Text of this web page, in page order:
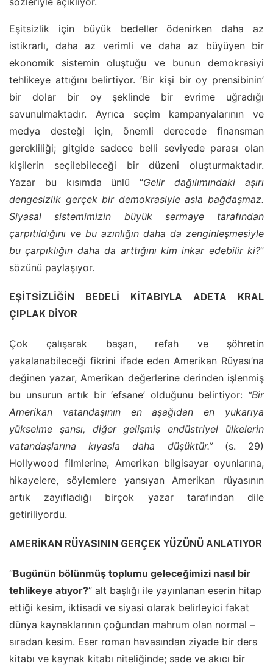
Eşitsizlik için büyük bedeller ödenirken daha az
istikrarlı, daha az verimli ve daha az büyüyen bir
ekonomik sistemin oluştuğu ve bunun demokrasiyi
tehlikeye attığını belirtiyor. ‘Bir kişi bir oy prensibinin’
bir dolar bir oy şeklinde bir evrime uğradığı
savunulmaktadır. Ayrıca seçim kampanyalarının ve
medya desteği için, önemli derecede finansman
gerekliliği; gitgide sadece belli seviyede parası olan
kişilerin seçilebileceği bir düzeni oluşturmaktadır.
Yazar bu kısımda ünlü “Gelir dağılımındaki aşırı
dengesizlik gerçek bir demokrasiyle asla bağdaşmaz.
Siyasal sistemimizin büyük sermaye tarafından
çarpıtıldığını ve bu azınlığın daha da zenginleşmesiyle
bu çarpıklığın daha da arttığını kim inkar edebilir ki?”
sözünü paylaşıyor.
EŞİTSİZLİĞİN BEDELİ KİTABIYLA ADETA KRAL
ÇIPLAK DİYOR
Çok çalışarak başarı, refah ve şöhretin
yakalanabileceği fikrini ifade eden Amerikan Rüyası’na
değinen yazar, Amerikan değerlerine derinden işlenmiş
bu unsurun artık bir ‘efsane’ olduğunu belirtiyor: “Bir
Amerikan vatandaşının en aşağıdan en yukarıya
yükselme şansı, diğer gelişmiş endüstriyel ülkelerin
vatandaşlarına kıyasla daha düşüktür.”(s. 29)
Hollywood filmlerine, Amerikan bilgisayar oyunlarına,
hikayelere, söylemlere yansıyan Amerikan rüyasının
artık zayıfladığı birçok yazar tarafından dile
getiriliyordu.
AMERİKAN RÜYASININ GERÇEK YÜZÜNÜ ANLATIYOR
“Bugünün bölünmüş toplumu geleceğimizi nasıl bir
tehlikeye atıyor?” alt başlığı ile yayınlanan eserin hitap
ettiği kesim, iktisadi ve siyasi olarak belirleyici fakat
dünya kaynaklarının çoğundan mahrum olan normal –
sıradan kesim. Eser roman havasından ziyade bir ders
kitabı ve kaynak kitabı niteliğinde; sade ve akıcı bir